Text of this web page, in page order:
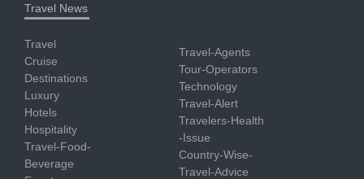
Travel News
Travel
Cruise
Destinations
Luxury
Hotels
Hospitality
Travel-Food-
Beverage
Travel-Agents
Tour-Operators
Technology
Travel-Alert
Travelers-Health
-Issue
Country-Wise-
Travel-Advice